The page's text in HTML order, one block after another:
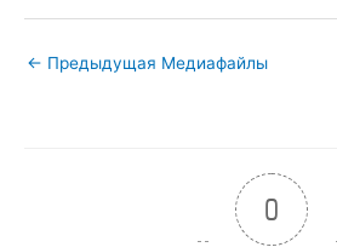
← Предыдущая Медиафайлы
0